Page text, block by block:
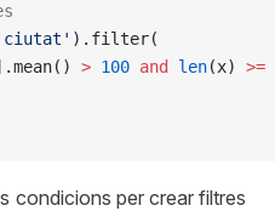
).filter(
> 100 and len(x) >=
condicions per crear filtres